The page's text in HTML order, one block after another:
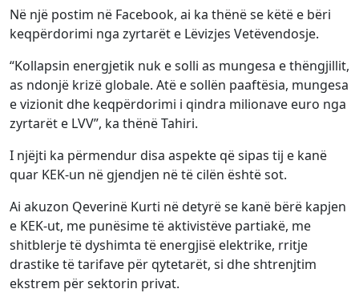
Në një postim në Facebook, ai ka thënë se këtë e bëri
keqpërdorimi nga zyrtarët e Lëvizjes Vetëvendosje.
“Kollapsin energjetik nuk e solli as mungesa e thëngjillit,
as ndonjë krizë globale. Atë e sollën paaftësia, mungesa
e vizionit dhe keqpërdorimi i qindra milionave euro nga
zyrtarët e LVV”, ka thënë Tahiri.
I njëjti ka përmendur disa aspekte që sipas tij e kanë
quar KEK-un në gjendjen në të cilën është sot.
Ai akuzon Qeverinë Kurti në detyrë se kanë bërë kapjen
e KEK-ut, me punësime të aktivistëve partiakë, me
shitblerje të dyshimta të energjisë elektrike, rritje
drastike të tarifave për qytetarët, si dhe shtrenjtim
ekstrem për sektorin privat.